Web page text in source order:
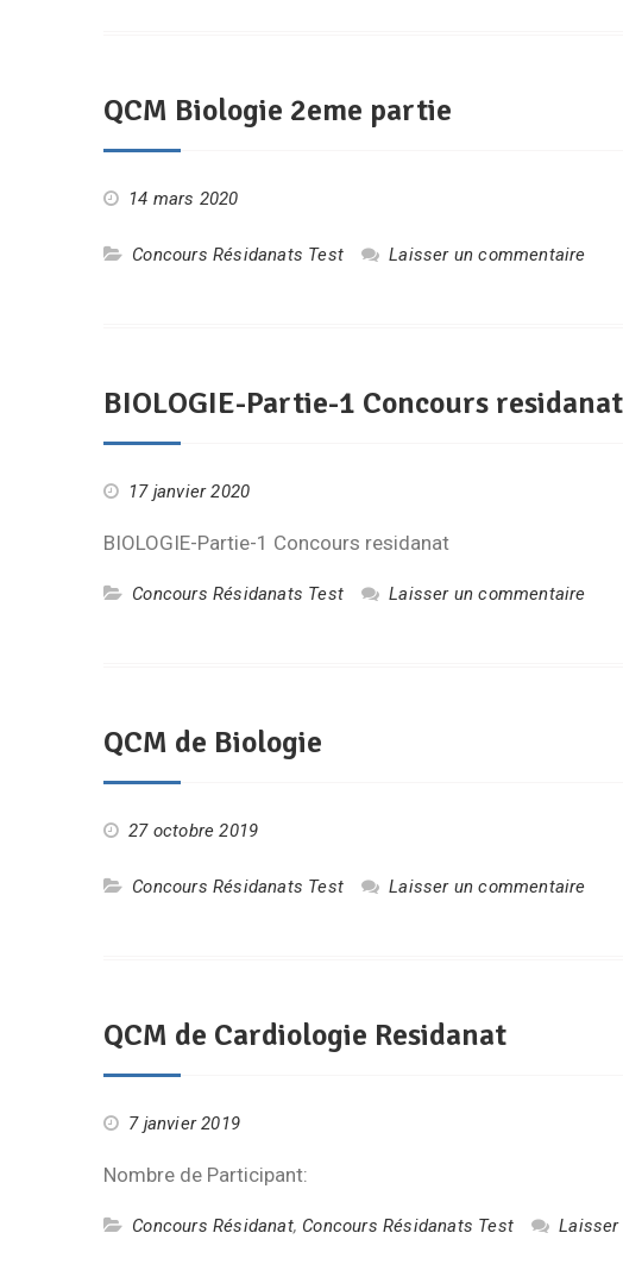
QCM Biologie 2eme partie
14 mars 2020
Concours Résidanats Test Laisser un commentaire
BIOLOGIE-Partie-1 Concours residanat
17 janvier 2020
BIOLOGIE-Partie-1 Concours residanat
Concours Résidanats Test Laisser un commentaire
QCM de Biologie
27 octobre 2019
Concours Résidanats Test Laisser un commentaire
QCM de Cardiologie Residanat
7 janvier 2019
Nombre de Participant:
Concours Résidanat, Concours Résidanats Test Laisser